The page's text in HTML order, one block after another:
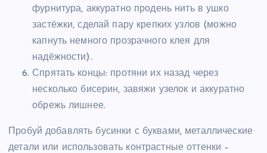
фурнитура, аккуратно продень нить в ушко
застёжки, сделай пару крепких узлов (можно
капнуть немного прозрачного клея для
надёжности).
Спрятать концы: протяни их назад через
несколько бисерин, завяжи узелок и аккуратно
обрежь лишнее.
Пробуй добавлять бусинки с буквами, металлические
детали или использовать контрастные оттенки –